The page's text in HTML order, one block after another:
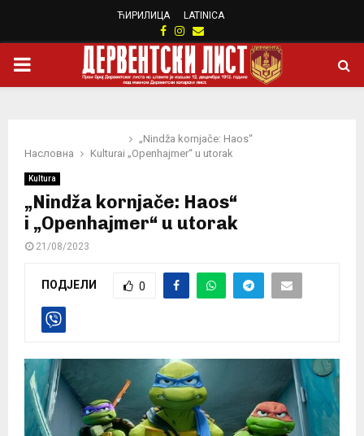
ЋИРИЛИЦА LATINICA
Facebook
Instagram
Email
PRIMARY
Насловна Kultura
„Nindža kornjače: Haos“
i „Openhajmer“ u utorak
Kultura
„Nindža kornjače: Haos“
i „Openhajmer“ u utorak
21/08/2023
ПОДЈЕЛИ 0